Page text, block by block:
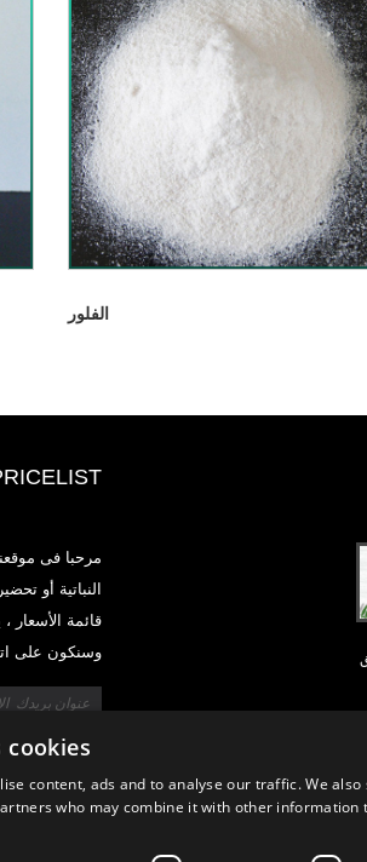
الفلور
مرحبا فى
النباتية أو
قائمة الأسعار
وسنكون على
والمكملات الغذائية وصناعات الأغذية والمشروبات
سنوات عديدة ونحن راسخون جدًا. خبرتنا وسمعتنا في التوريد
cookies
content, ads and to analyse our traffic. We
who may combine it with other information